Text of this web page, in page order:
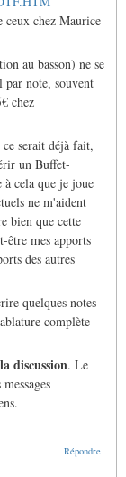
ceux chez Maurice
au basson) ne se
par note, souvent
chez
serait déjà fait,
un Buffet-
à cela que je joue
ne m'aident
bien que cette
être mes apports
des autres
quelques notes
complète
discussion. Le
Répondre